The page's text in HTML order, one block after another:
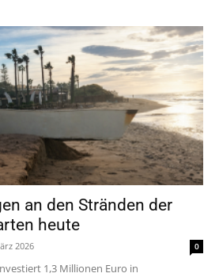
an den Stränden der
heute
2026 0
1,3 Millionen Euro in